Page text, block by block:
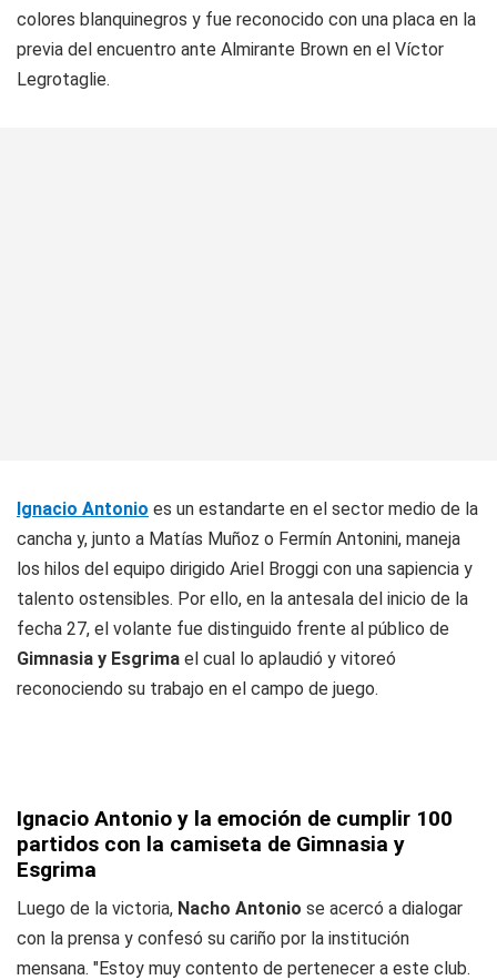
colores blanquinegros y fue reconocido con una placa en la
previa del encuentro ante Almirante Brown en el Víctor
Legrotaglie.
Ignacio Antonio es un estandarte en el sector medio de la
cancha y, junto a Matías Muñoz o Fermín Antonini, maneja
los hilos del equipo dirigido Ariel Broggi con una sapiencia y
talento ostensibles. Por ello, en la antesala del inicio de la
fecha 27, el volante fue distinguido frente al público de
Gimnasia y Esgrima el cual lo aplaudió y vitoreó
reconociendo su trabajo en el campo de juego.
Ignacio Antonio y la emoción de cumplir 100
partidos con la camiseta de Gimnasia y
Esgrima
Luego de la victoria, Nacho Antonio se acercó a dialogar
con la prensa y confesó su cariño por la institución
mensana. "Estoy muy contento de pertenecer a este club.